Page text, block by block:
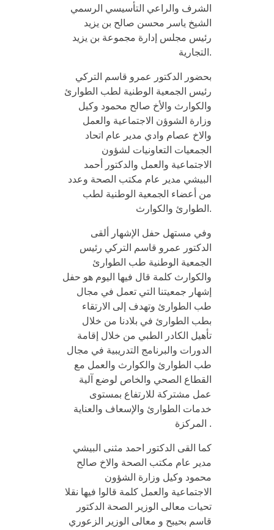
الشرف والراعي التأسيسي الرسمي
الشيخ ياسر محسن صالح بن يزيد
رئيس مجلس إدارة مجموعة بن يزيد
التجارية.
بحضور الدكتور عمرو قاسم التركي
رئيس الجمعية الوطنية لطب الطوارئ
والكوارث والأخ صالح محمود وكيل
وزارة الشوؤن الاجتماعية والعمل
والاخ عصام وادي مدير عام اتحاد
الجمعيات التعاونيات لشؤون
الاجتماعية والعمل والدكتور أحمد
البيشي مدير عام مكتب الصحة وعدد
من أعضاء الجمعية الوطنية لطب
الطوارئ والكوارث.
وفي مستهل حفل الإشهار ألقى
الدكتور عمرو قاسم التركي رئيس
الجمعية الوطنية طب الطوارئ
والكوارث كلمة قال فيها اليوم هو حفل
إشهار جمعيتنا التي تعمل في مجال
طب الطوارئ وتهدف إلى الارتقاء
بطب الطوارئ في بلادنا من خلال
تأهيل الكادر الطبي من خلال إقامة
الدورات والبرنامج التدريبية في مجال
طب الطوارئ والكوارث والعمل مع
القطاع الصحي والخاص لوضع آلية
عمل مشتركة للارتفاع بمستوى
خدمات الطوارئ والإسعاف والعناية
المركزة .
كما القى الدكتور احمد مثنى البيشي
مدير عام مكتب الصحة والاخ صالح
محمود وكيل وزارة الشؤون
الاجتماعية والعمل كلمة قالوا فيها نقلا
تحيات معالى الوزير الصحة الدكتور
قاسم بحيبح و معالى الوزير الزعوري